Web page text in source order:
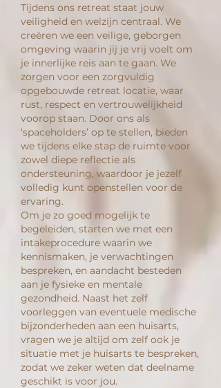
Tijdens ons retreat staat jouw
veiligheid en welzijn centraal. We
creëren we een veilige, geborgen
omgeving waarin jij je vrij voelt om
je innerlijke reis aan te gaan. We
zorgen voor een zorgvuldig
opgebouwde retreat locatie, waar
rust, respect en vertrouwelijkheid
voorop staan. Door ons als
‘spaceholders’ op te stellen, bieden
we tijdens elke stap de ruimte voor
zowel diepe reflectie als
ondersteuning, waardoor je jezelf
volledig kunt openstellen voor de
ervaring.
Om je zo goed mogelijk te
begeleiden, starten we met een
intakeprocedure waarin we
kennismaken, je verwachtingen
bespreken, en aandacht besteden
aan je fysieke en mentale
gezondheid. Naast het zelf
voorleggen van eventuele medische
bijzonderheden aan een huisarts,
vragen we je altijd om zelf ook je
situatie met je huisarts te bespreken,
zodat we zeker weten dat deelname
geschikt is voor jou.